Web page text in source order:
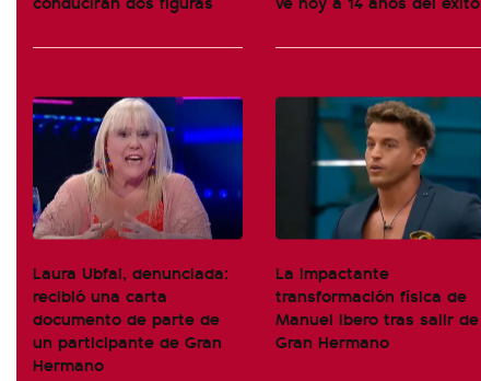
Laura Ubfal, denunciada:
recibió una carta
documento de parte de
un participante de Gran
Hermano
La impactante
transformación física de
Manuel Ibero tras salir de
Gran Hermano